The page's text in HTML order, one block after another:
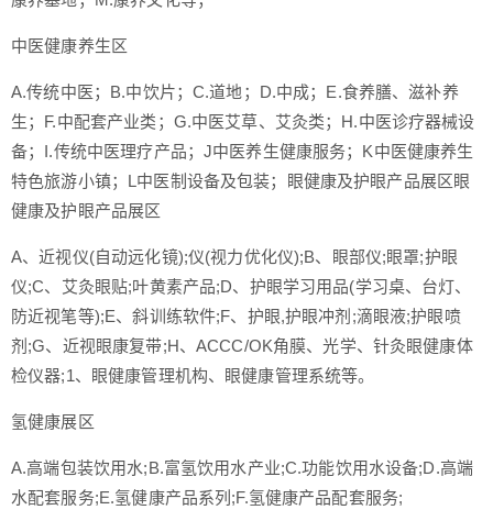
中医健康养生区
A.传统中医；B.中饮片；C.道地；D.中成；E.食养膳、滋补养
生；F.中配套产业类；G.中医艾草、艾灸类；H.中医诊疗器械设
备；I.传统中医理疗产品；J中医养生健康服务；K中医健康养生
特色旅游小镇；L中医制设备及包装；眼健康及护眼产品展区眼
健康及护眼产品展区
A、近视仪(自动远化镜);仪(视力优化仪);B、眼部仪;眼罩;护眼
仪;C、艾灸眼贴;叶黄素产品;D、护眼学习用品(学习桌、台灯、
防近视笔等);E、斜训练软件;F、护眼,护眼冲剂;滴眼液;护眼喷
剂;G、近视眼康复带;H、ACCC/OK角膜、光学、针灸眼健康体
检仪器;1、眼健康管理机构、眼健康管理系统等。
氢健康展区
A.高端包装饮用水;B.富氢饮用水产业;C.功能饮用水设备;D.高端
水配套服务;E.氢健康产品系列;F.氢健康产品配套服务;